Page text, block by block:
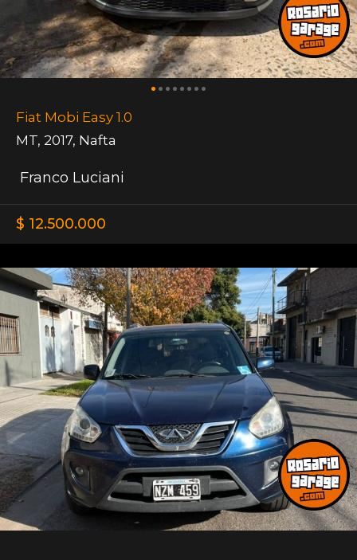
Fiat Mobi Easy 1.0
MT, 2017, Nafta
Franco Luciani
$ 12.500.000